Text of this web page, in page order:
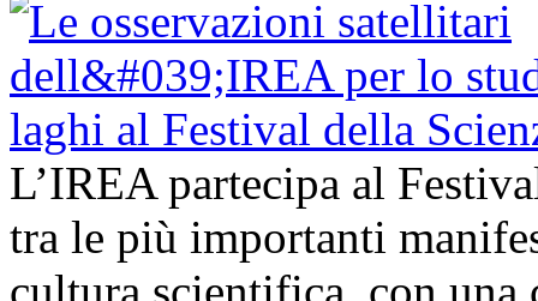
L’IREA partecipa al
tra le più importanti
cultura scientifica, con